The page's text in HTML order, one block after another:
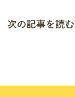
次の記事を読む